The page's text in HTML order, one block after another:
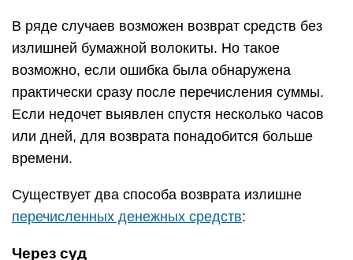
В ряде случаев возможен возврат средств без
излишней бумажной волокиты. Но такое
возможно, если ошибка была обнаружена
практически сразу после перечисления суммы.
Если недочет выявлен спустя несколько часов
или дней, для возврата понадобится больше
времени.
Существует два способа возврата излишне
перечисленных денежных средств:
Через суд